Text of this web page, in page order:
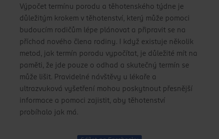
Výpočet termínu porodu a těhotenského týdne je
důležitým krokem v těhotenství, který může pomoci
budoucím rodičům lépe plánovat a připravit se na
příchod nového člena rodiny. I když existuje několik
metod, jak termín porodu vypočítat, je důležité mít na
paměti, že jde pouze o odhad a skutečný termín se
může lišit. Pravidelné návštěvy u lékaře a
ultrazvuková vyšetření mohou poskytnout přesnější
informace a pomoci zajistit, aby těhotenství
probíhalo jak má.